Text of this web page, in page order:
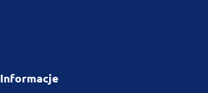
Informacje